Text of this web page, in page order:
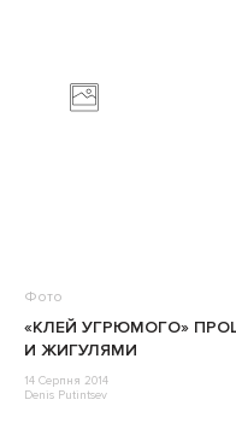
Фото
«КЛЕЙ УГРЮМОГО»
И ЖИГУЛЯМИ
14 Серпня 2014
Denis Putintsev